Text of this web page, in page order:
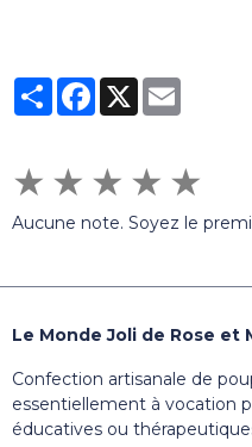
PartagerFacebook
X
★ ★ ★ ★ ★
Aucune note. Soyez le
Le Monde Joli de Rose et
Confection artisanale de
essentiellement à vocation
éducatives ou